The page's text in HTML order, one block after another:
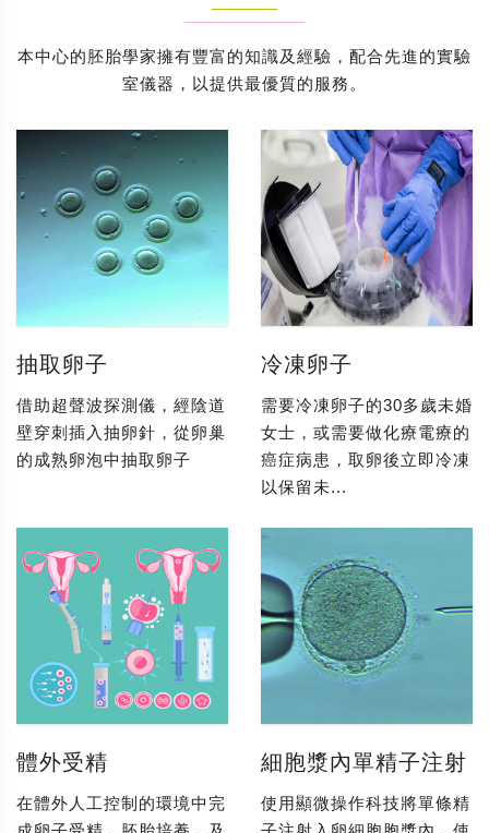
本中心的胚胎學家擁有豐富的知識及經驗，配合先進的實驗
室儀器，以提供最優質的服務。
抽取卵子
借助超聲波探測儀，經陰道
壁穿刺插入抽卵針，從卵巢
的成熟卵泡中抽取卵子
冷凍卵子
需要冷凍卵子的30多歲未婚
女士，或需要做化療電療的
癌症病患，取卵後立即冷凍
以保留未...
體外受精
在體外人工控制的環境中完
細胞漿內單精子注射
使用顯微操作科技將單條精